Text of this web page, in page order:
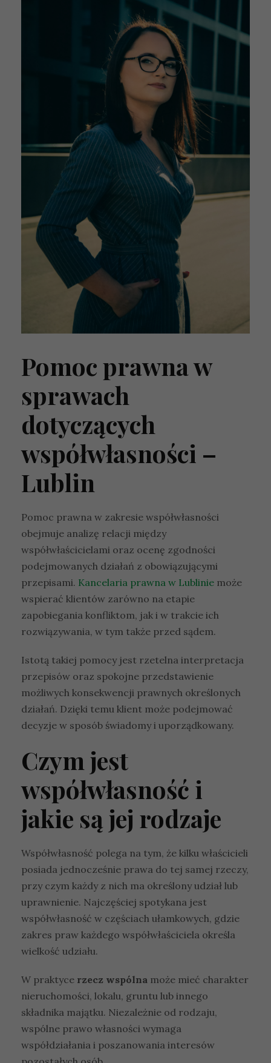
Pomoc prawna w
sprawach
dotyczących
współwłasności –
Lublin
Pomoc prawna w zakresie współwłasności
obejmuje analizę relacji między
współwłaścicielami oraz ocenę zgodności
podejmowanych działań z obowiązującymi
przepisami. Kancelaria prawna w Lublinie może
wspierać klientów zarówno na etapie
zapobiegania konfliktom, jak i w trakcie ich
rozwiązywania, w tym także przed sądem.
Istotą takiej pomocy jest rzetelna interpretacja
przepisów oraz spokojne przedstawienie
możliwych konsekwencji prawnych określonych
działań. Dzięki temu klient może podejmować
decyzje w sposób świadomy i uporządkowany.
Czym jest
współwłasność i
jakie są jej rodzaje
Współwłasność polega na tym, że kilku właścicieli
posiada jednocześnie prawa do tej samej rzeczy,
przy czym każdy z nich ma określony udział lub
uprawnienie. Najczęściej spotykana jest
współwłasność w częściach ułamkowych, gdzie
zakres praw każdego współwłaściciela określa
wielkość udziału.
W praktyce rzecz wspólna może mieć charakter
nieruchomości, lokalu, gruntu lub innego
składnika majątku. Niezależnie od rodzaju,
wspólne prawo własności wymaga
współdziałania i poszanowania interesów